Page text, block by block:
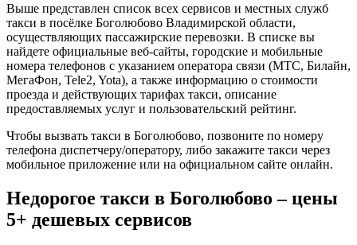
Выше представлен список всех сервисов и местных служб
такси в посёлке Боголюбово Владимирской области,
осуществляющих пассажирские перевозки. В списке вы
найдете официальные веб-сайты, городские и мобильные
номера телефонов с указанием оператора связи (МТС, Билайн,
МегаФон, Tele2, Yota), а также информацию о стоимости
проезда и действующих тарифах такси, описание
предоставляемых услуг и пользовательский рейтинг.
Чтобы вызвать такси в Боголюбово, позвоните по номеру
телефона диспетчеру/оператору, либо закажите такси через
мобильное приложение или на официальном сайте онлайн.
Недорогое такси в Боголюбово – цены
5+ дешевых сервисов